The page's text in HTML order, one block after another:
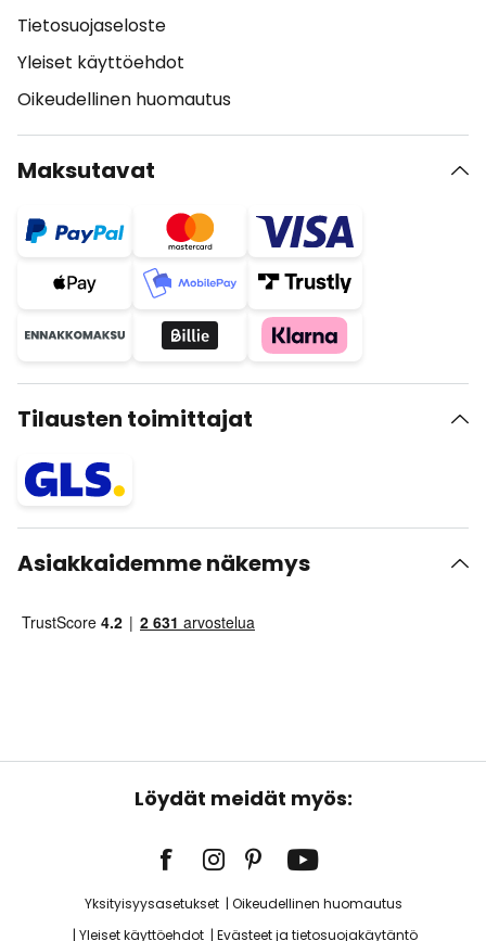
Tietosuojaseloste
Yleiset käyttöehdot
Oikeudellinen huomautus
Maksutavat
Tilausten toimittajat
Asiakkaidemme näkemys
Löydät meidät myös:
Yksityisyysasetukset
Oikeudellinen huomautus
Yleiset käyttöehdot
Evästeet ja tietosuojakäytäntö